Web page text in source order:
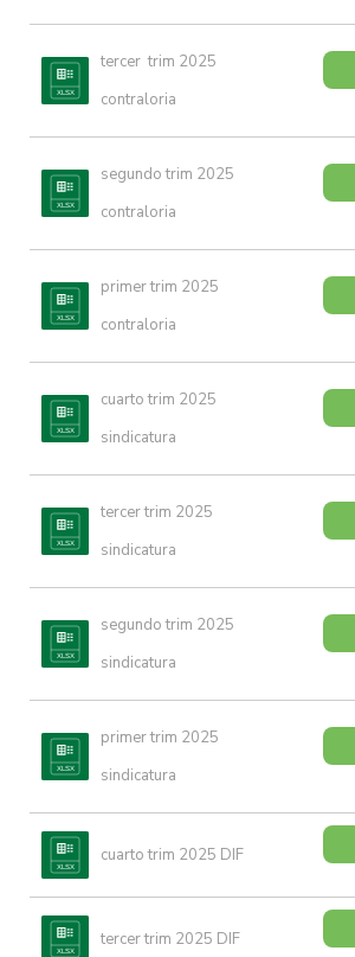
tercer  trim 2025
contraloria
segundo trim 2025
contraloria
primer trim 2025
contraloria
cuarto trim 2025
sindicatura
tercer trim 2025
sindicatura
segundo trim 2025
sindicatura
primer trim 2025
sindicatura
cuarto trim 2025 DIF
tercer trim 2025 DIF